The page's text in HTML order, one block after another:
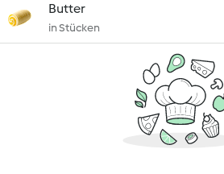
Butter
in Stücken